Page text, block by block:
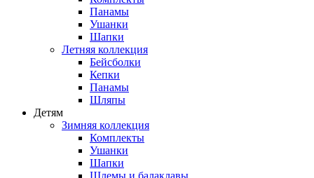
Панамы
Ушанки
Шапки
Летняя коллекция
Бейсболки
Кепки
Панамы
Шляпы
Детям
Зимняя коллекция
Комплекты
Ушанки
Шапки
Шлемы и балаклавы